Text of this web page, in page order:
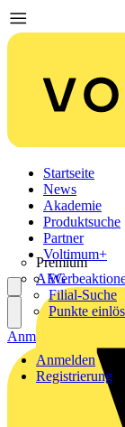
Startseite
News
Akademie
Produktsuche
Partner
Premium
AEG
Voltimum+
Filial-Suche
Punkte
Anmelden
Registrierung
Anmelden